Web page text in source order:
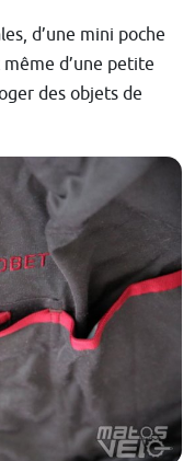
d’une mini poche
d’une petite
des objets de